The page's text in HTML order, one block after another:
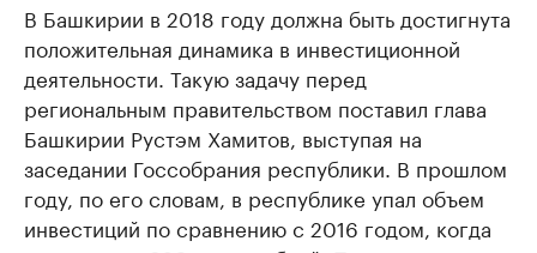
В Башкирии в 2018 году должна быть достигнута
положительная динамика в инвестиционной
деятельности. Такую задачу перед
региональным правительством поставил глава
Башкирии Рустэм Хамитов, выступая на
заседании Госсобрания республики. В прошлом
году, по его словам, в республике упал объем
инвестиций по сравнению с 2016 годом, когда